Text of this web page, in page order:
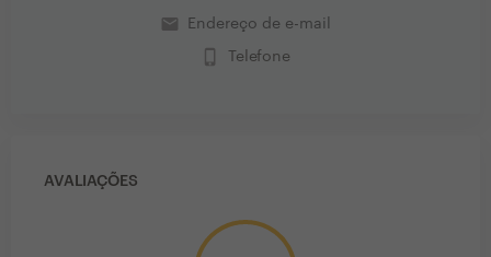
email Endereço de e-mail
phone_iphone Telefone
AVALIAÇÕES